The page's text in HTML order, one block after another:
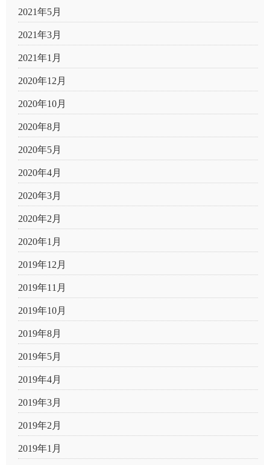
2021年5月
2021年3月
2021年1月
2020年12月
2020年10月
2020年8月
2020年5月
2020年4月
2020年3月
2020年2月
2020年1月
2019年12月
2019年11月
2019年10月
2019年8月
2019年5月
2019年4月
2019年3月
2019年2月
2019年1月